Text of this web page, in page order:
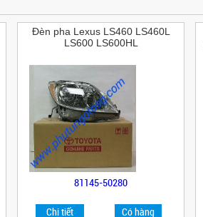
Đèn pha Lexus LS460 LS460L
LS600 LS600HL
81145-50280
Chi tiết Có hàng